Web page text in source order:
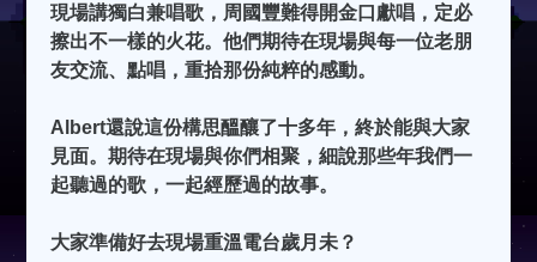
現場講獨白兼唱歌，周國豐難得開金口獻唱，定必
擦出不一樣的火花。他們期待在現場與每一位老朋
友交流、點唱，重拾那份純粹的感動。
Albert還說這份構思醞釀了十多年，終於能與大家
見面。期待在現場與你們相聚，細說那些年我們一
起聽過的歌，一起經歷過的故事。
大家準備好去現場重溫電台歲月未？